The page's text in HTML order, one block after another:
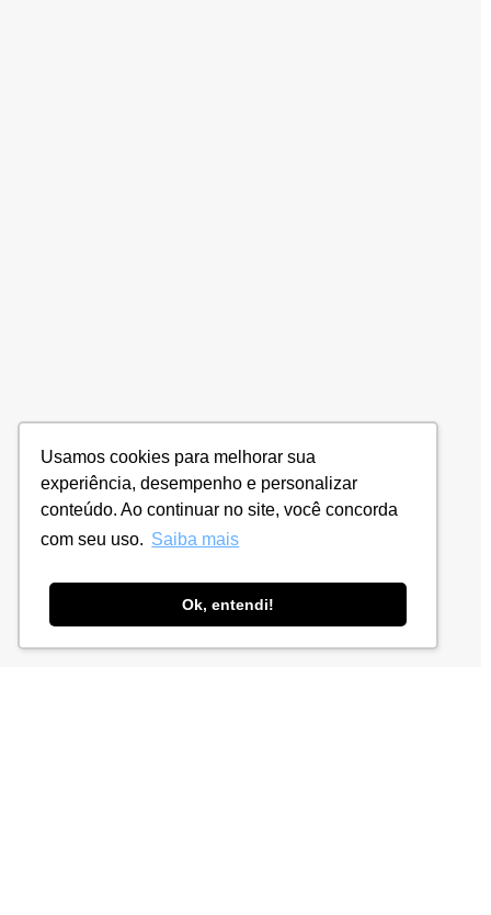
Usamos cookies para melhorar sua
experiência, desempenho e personalizar
conteúdo. Ao continuar no site, você concorda
com seu uso. Saiba mais
Ok, entendi!